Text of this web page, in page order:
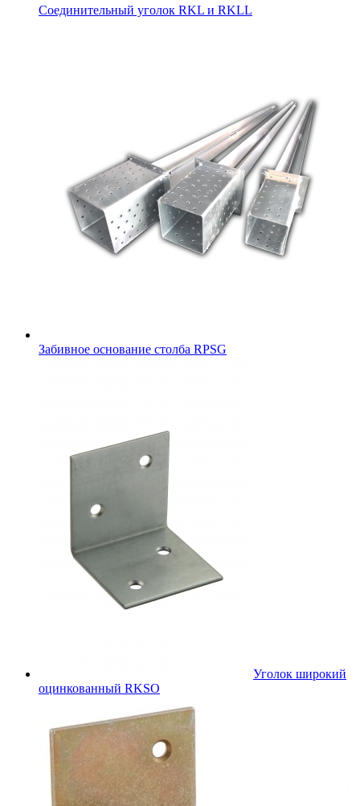
Соединительный уголок RKL и RKLL
Забивное основание столба RPSG
Уголок широкий
оцинкованный RKSО